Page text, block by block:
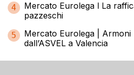
4
Mercato Eurolega l La
pazzeschi
5
Mercato Eurolega |
dall’ASVEL a Valencia